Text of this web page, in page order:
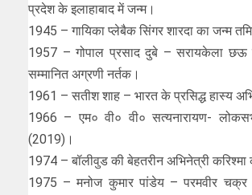
प्रदेश के इलाहाबाद में जन्म।
1945 – गायिका प्लेबैक सिंगर शारदा का जन्म
1957 – गोपाल प्रसाद दुबे – सरायकेला छऊ
सम्मानित अग्रणी नर्तक।
1961 – सतीश शाह – भारत के प्रसिद्ध हास्य
1966 – एम० वी० वी० सत्यनारायण-
(2019)।
1974 – बॉलीवुड की बेहतरीन अभिनेत्री
1975 – मनोज कुमार पांडेय – परमवीर चक्र